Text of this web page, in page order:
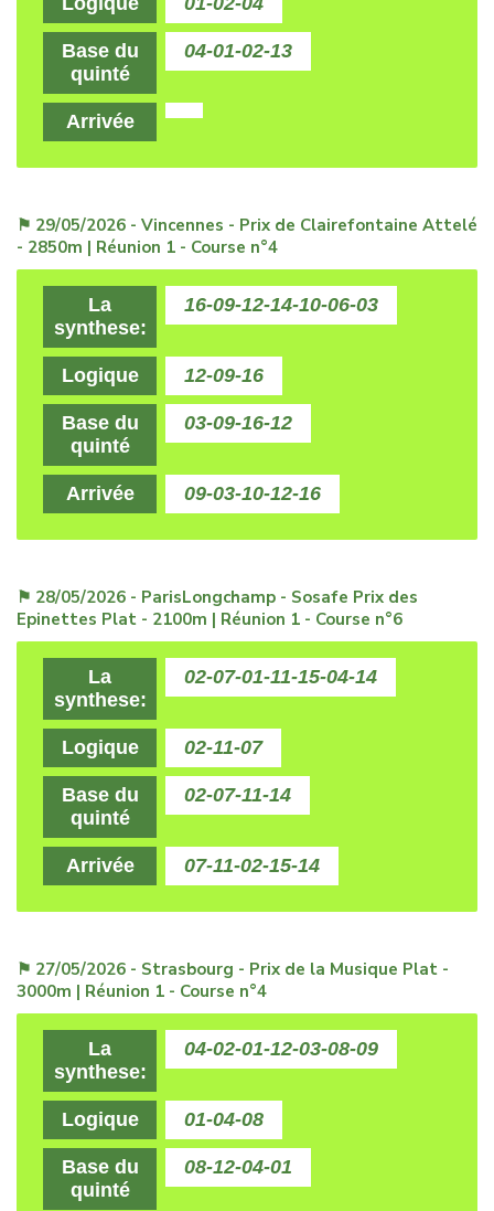
Base du
quinté
04-01-02-13
Arrivée
⚑ 29/05/2026 - Vincennes - Prix de Clairefontaine Attelé
- 2850m | Réunion 1 - Course n°4
La
synthese:
16-09-12-14-10-06-03
Logique 12-09-16
Base du
quinté
03-09-16-12
Arrivée 09-03-10-12-16
⚑ 28/05/2026 - ParisLongchamp - Sosafe Prix des
Epinettes Plat - 2100m | Réunion 1 - Course n°6
La
synthese:
02-07-01-11-15-04-14
Logique 02-11-07
Base du
quinté
02-07-11-14
Arrivée 07-11-02-15-14
⚑ 27/05/2026 - Strasbourg - Prix de la Musique Plat -
3000m | Réunion 1 - Course n°4
La
synthese:
04-02-01-12-03-08-09
Logique 01-04-08
Base du
quinté
08-12-04-01